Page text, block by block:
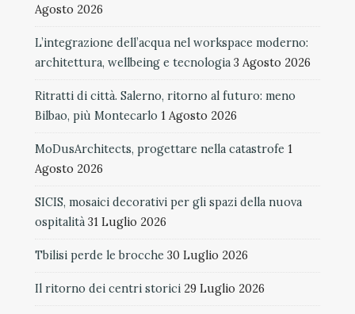
Agosto 2026
L’integrazione dell’acqua nel workspace moderno:
architettura, wellbeing e tecnologia 3 Agosto 2026
Ritratti di città. Salerno, ritorno al futuro: meno
Bilbao, più Montecarlo 1 Agosto 2026
MoDusArchitects, progettare nella catastrofe 1
Agosto 2026
SICIS, mosaici decorativi per gli spazi della nuova
ospitalità 31 Luglio 2026
Tbilisi perde le brocche 30 Luglio 2026
Il ritorno dei centri storici 29 Luglio 2026